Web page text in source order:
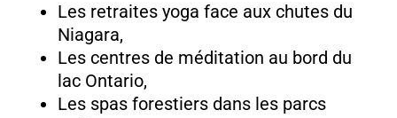
Les retraites yoga face aux chutes du
Niagara,
Les centres de méditation au bord du
lac Ontario,
Les spas forestiers dans les parcs